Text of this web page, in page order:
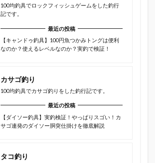
100均釣具でロックフィッシュゲームをした釣行
記です。
最近の投稿
【キャンドゥ釣具】100円魚つかみトングは便利
なのか？使えるレベルなのか？実釣で検証！
カサゴ釣り
100均釣具でカサゴ釣りをした釣行記です。
最近の投稿
【ダイソー釣具】実釣検証！やっぱりスゴい！カ
サゴ連発のダイソー胴突仕掛けを徹底解説
タコ釣り